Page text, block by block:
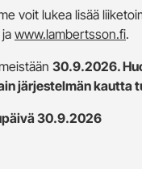
voit lukea lisää
ja www.lambertsson.fi.
30.9.2026.
järjestelmän kautta
30.9.2026